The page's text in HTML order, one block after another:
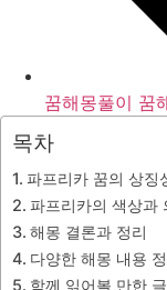
꿈해몽풀이 꿈
목차
파프리카 꿈의 상징
파프리카의 색상과
해몽 결론과 정리
다양한 해몽 내용
함께 읽어볼 만한